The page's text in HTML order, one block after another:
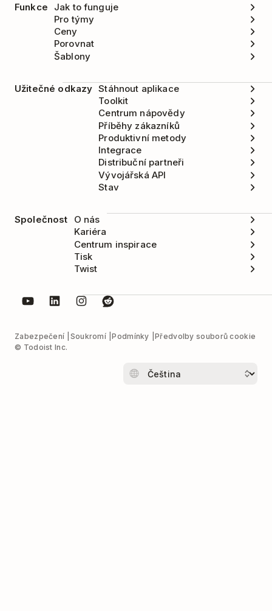
Funkce
Jak to funguje
Pro týmy
Ceny
Porovnat
Šablony
Užitečné odkazy Stáhnout aplikace
Toolkit
Centrum nápovědy
Příběhy zákazníků
Produktivní metody
Integrace
Distribuční partneři
Vývojářská API
Stav
Společnost
O nás
Kariéra
Centrum inspirace
Tisk
Twist
Zabezpečení Soukromí Podmínky
Předvolby souborů cookie
© Todoist Inc.